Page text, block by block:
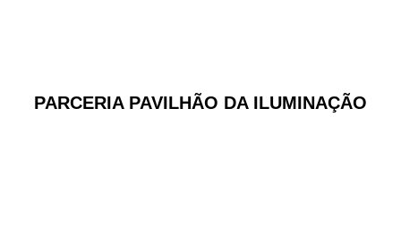
PARCERIA PAVILHÃO DA ILUMINAÇÃO